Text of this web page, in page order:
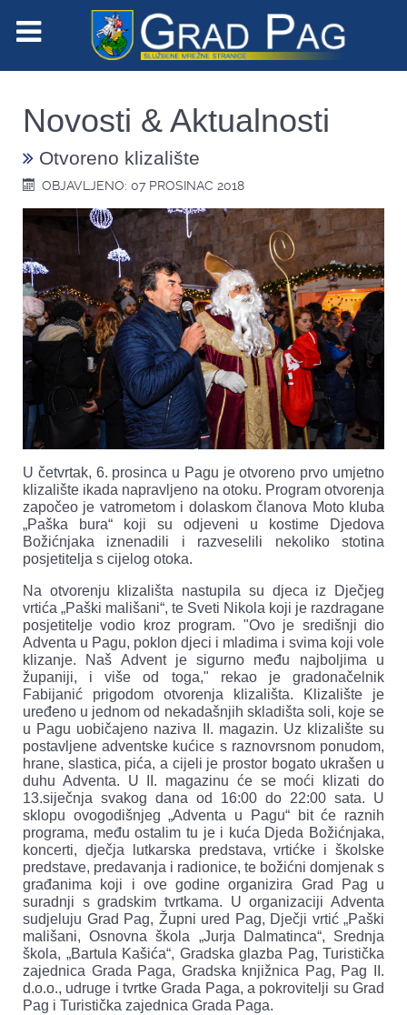
Novosti & Aktualnosti
Otvoreno klizalište
OBJAVLJENO: 07 PROSINAC 2018
U četvrtak, 6. prosinca u Pagu je otvoreno prvo umjetno
klizalište ikada napravljeno na otoku. Program otvorenja
započeo je vatrometom i dolaskom članova Moto kluba
„Paška bura“ koji su odjeveni u kostime Djedova
Božićnjaka iznenadili i razveselili nekoliko stotina
posjetitelja s cijelog otoka.
Na otvorenju klizališta nastupila su djeca iz Dječjeg
vrtića „Paški mališani“, te Sveti Nikola koji je razdragane
posjetitelje vodio kroz program. "Ovo je središnji dio
Adventa u Pagu, poklon djeci i mladima i svima koji vole
klizanje. Naš Advent je sigurno među najboljima u
županiji, i više od toga," rekao je gradonačelnik
Fabijanić prigodom otvorenja klizališta. Klizalište je
uređeno u jednom od nekadašnjih skladišta soli, koje se
u Pagu uobičajeno naziva II. magazin. Uz klizalište su
postavljene adventske kućice s raznovrsnom ponudom,
hrane, slastica, pića, a cijeli je prostor bogato ukrašen u
duhu Adventa. U II. magazinu će se moći klizati do
13.siječnja svakog dana od 16:00 do 22:00 sata. U
sklopu ovogodišnjeg „Adventa u Pagu“ bit će raznih
programa, među ostalim tu je i kuća Djeda Božićnjaka,
koncerti, dječja lutkarska predstava, vrtićke i školske
predstave, predavanja i radionice, te božićni domjenak s
građanima koji i ove godine organizira Grad Pag u
suradnji s gradskim tvrtkama. U organizaciji Adventa
sudjeluju Grad Pag, Župni ured Pag, Dječji vrtić „Paški
mališani, Osnovna škola „Jurja Dalmatinca“, Srednja
škola, „Bartula Kašića“, Gradska glazba Pag, Turistička
zajednica Grada Paga, Gradska knjižnica Pag, Pag II.
d.o.o., udruge i tvrtke Grada Paga, a pokrovitelji su Grad
Pag i Turistička zajednica Grada Paga.